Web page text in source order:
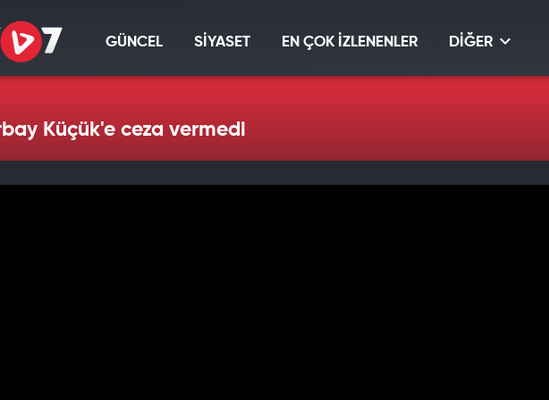
GÜNCEL SİYASET EN ÇOK İZLENENLER DİĞER
Küçük'e ceza vermedi